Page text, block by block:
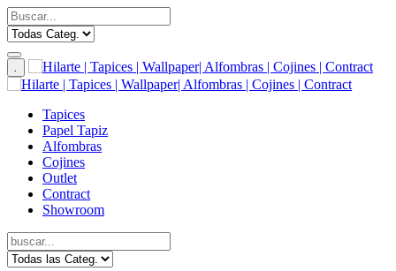
.
Tapices
Papel Tapiz
Alfombras
Cojines
Outlet
Contract
Showroom